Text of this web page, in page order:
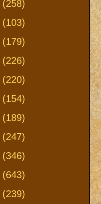
(258)
(103)
(179)
(226)
(220)
(154)
(189)
(247)
(346)
(643)
(239)